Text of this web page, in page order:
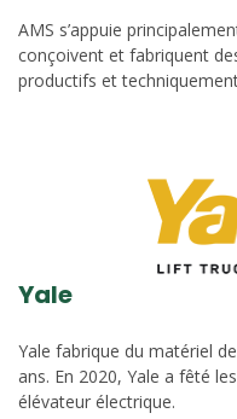
AMS s’appuie
conçoivent et fabriquent
productifs et
Yale
Yale fabrique du matériel
ans. En 2020, Yale a fêté
élévateur électrique.